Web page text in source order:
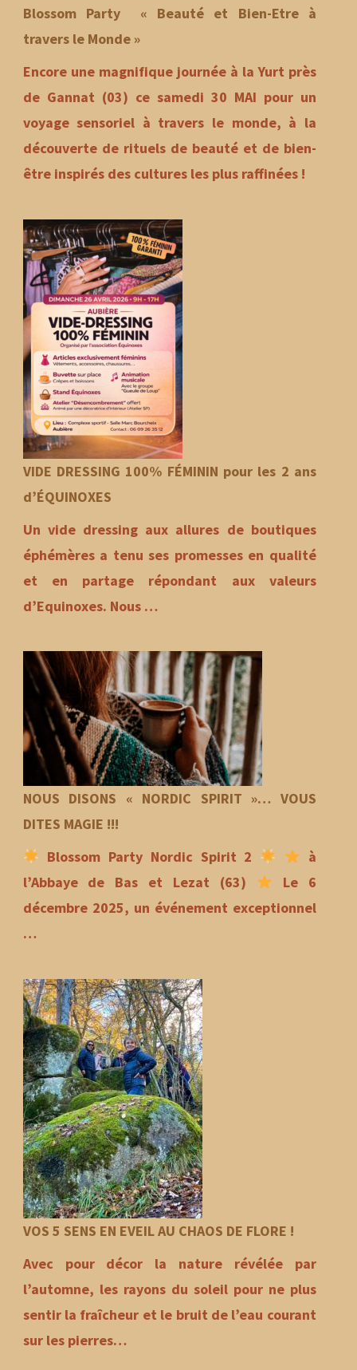
Blossom Party « Beauté et Bien-Etre à
travers le Monde »
Encore une magnifique journée à la Yurt près
de Gannat (03) ce samedi 30 MAI pour un
voyage sensoriel à travers le monde, à la
découverte de rituels de beauté et de bien-
être inspirés des cultures les plus raffinées !
VIDE DRESSING 100% FÉMININ pour les 2 ans
d’ÉQUINOXES
Un vide dressing aux allures de boutiques
éphémères a tenu ses promesses en qualité
et en partage répondant aux valeurs
d’Equinoxes. Nous …
NOUS DISONS « NORDIC SPIRIT »… VOUS
DITES MAGIE !!!
Blossom Party Nordic Spirit 2
à
l’Abbaye de Bas et Lezat (63)
Le 6
décembre 2025, un événement exceptionnel
…
VOS 5 SENS EN EVEIL AU CHAOS DE FLORE !
Avec pour décor la nature révélée par
l’automne, les rayons du soleil pour ne plus
sentir la fraîcheur et le bruit de l’eau courant
sur les pierres…